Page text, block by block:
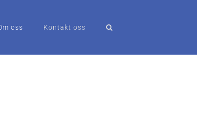
oss Kontakt oss